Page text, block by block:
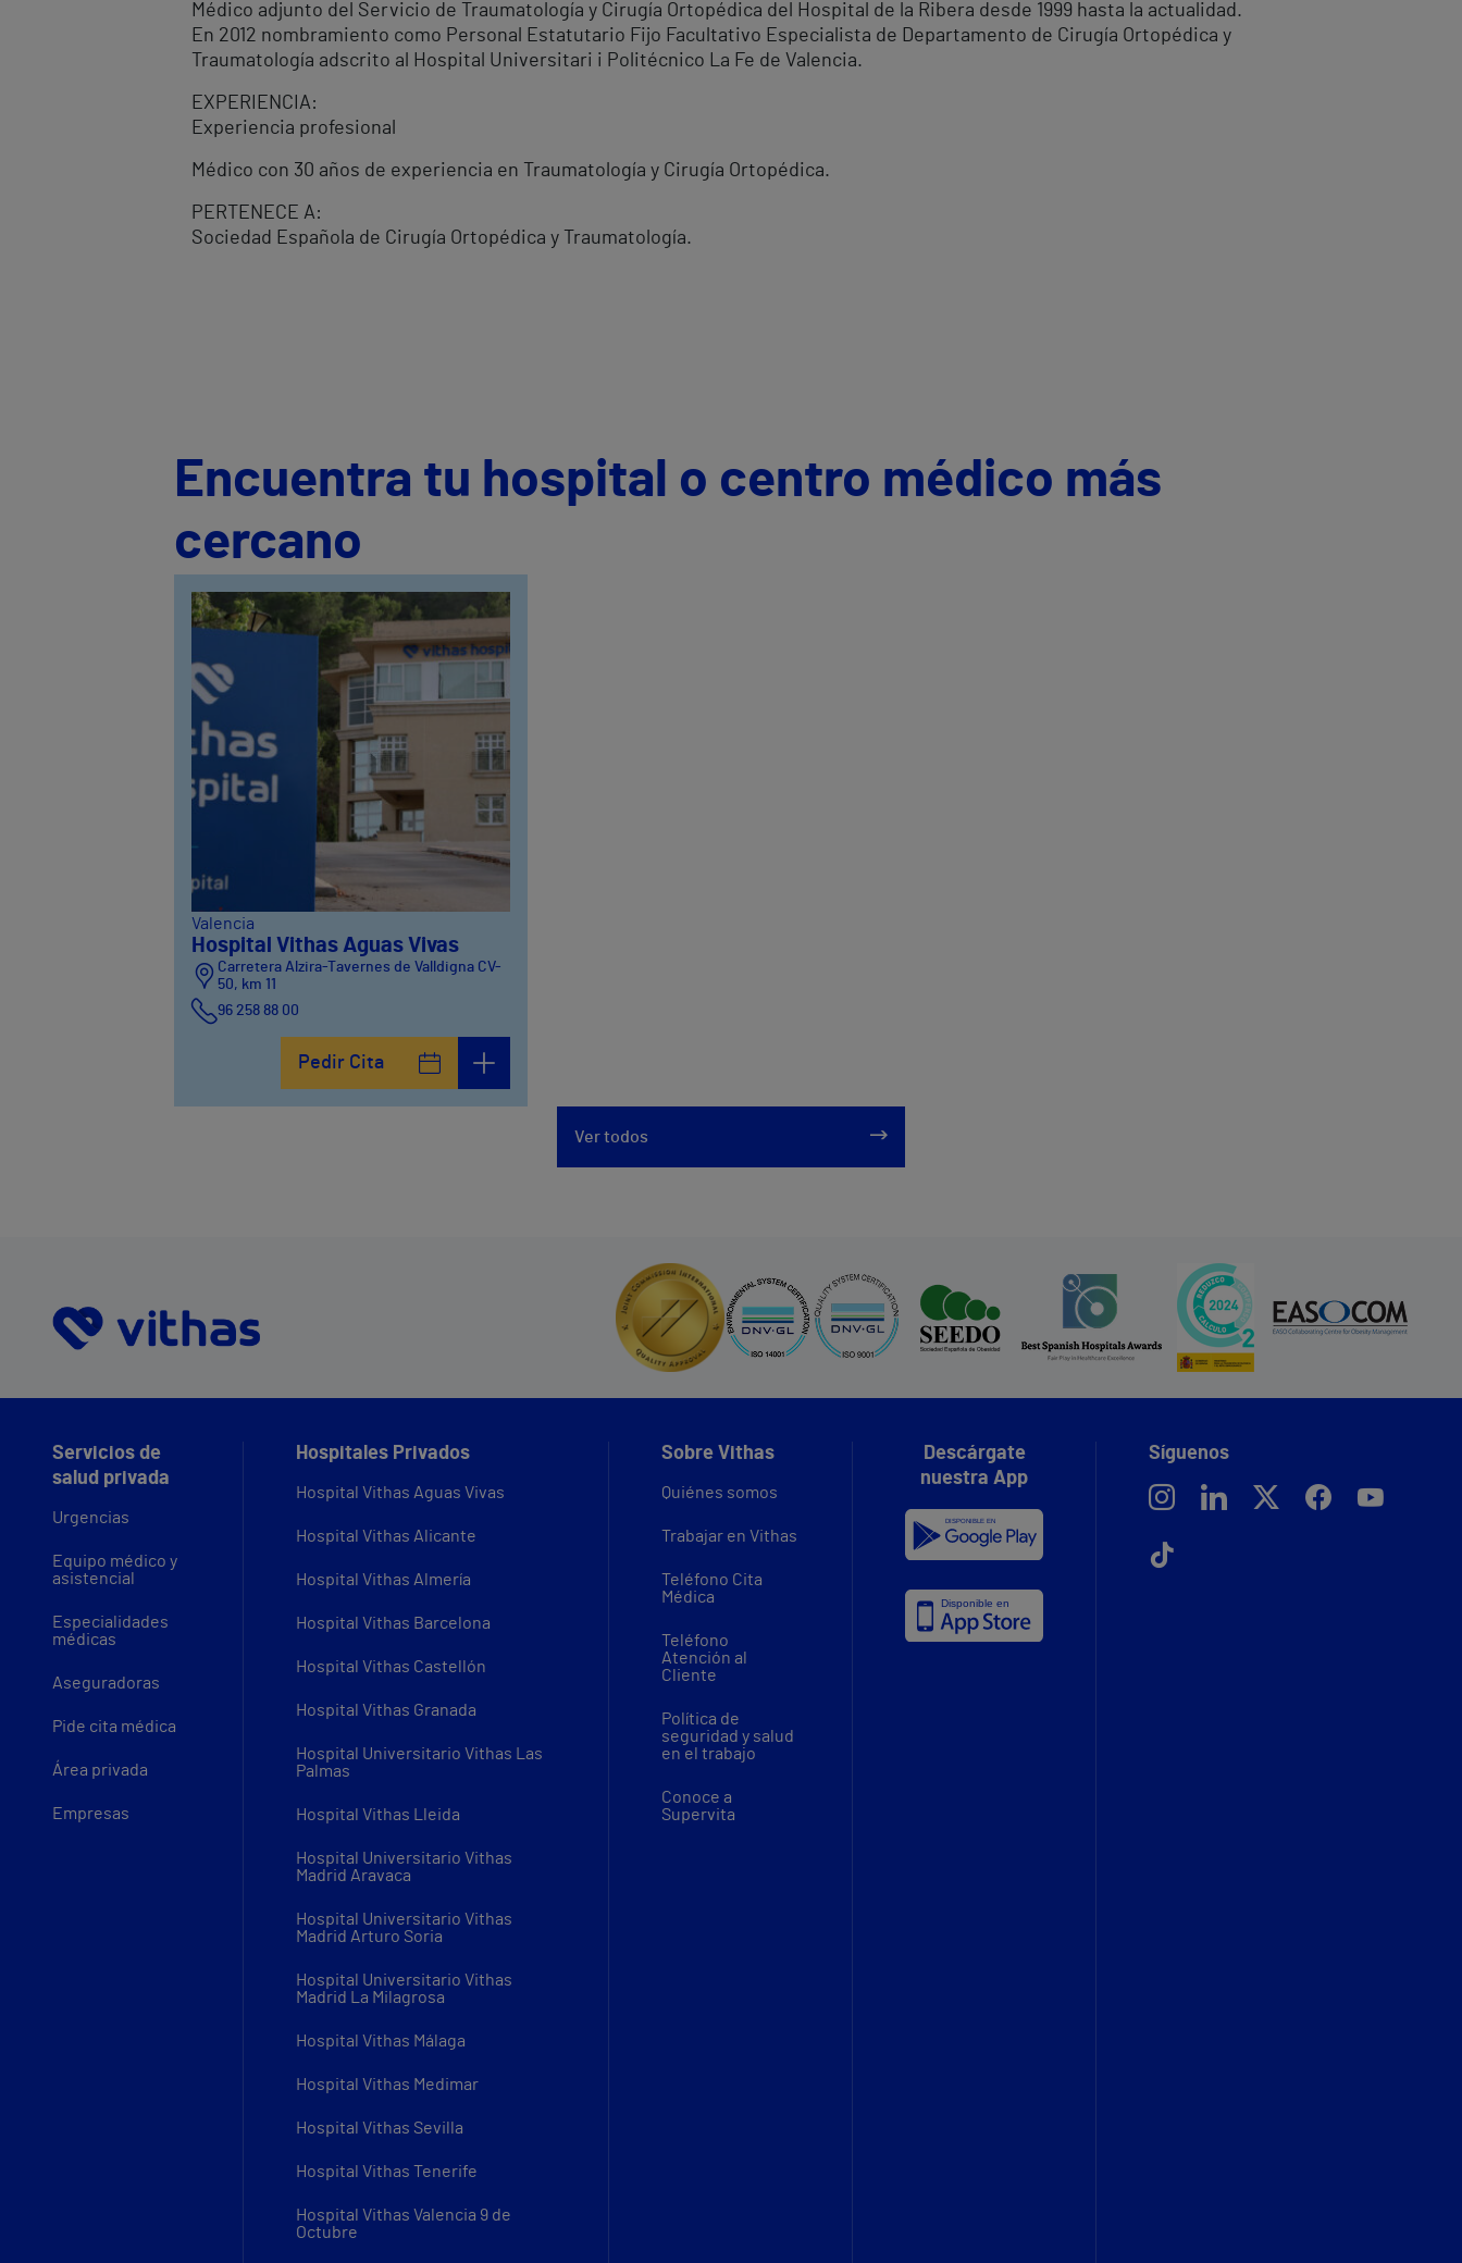
Médico adjunto del Servicio de Traumatología y Cirugía Ortopédica del Hospital de la Ribera desde 1999 hasta la actualidad.
En 2012 nombramiento como Personal Estatutario Fijo Facultativo Especialista de Departamento de Cirugía Ortopédica y
Traumatología adscrito al Hospital Universitari i Politécnico La Fe de Valencia.
EXPERIENCIA:
Experiencia profesional
Médico con 30 años de experiencia en Traumatología y Cirugía Ortopédica.
PERTENECE A:
Sociedad Española de Cirugía Ortopédica y Traumatología.
Encuentra tu hospital o centro médico más
cercano
Valencia
Hospital Vithas Aguas Vivas
Carretera Alzira-Tavernes de Valldigna CV-
50, km 11
96 258 88 00
Pedir Cita
Ver todos
Servicios de
salud privada
Urgencias
Equipo médico y
asistencial
Especialidades
médicas
Aseguradoras
Pide cita médica
Área privada
Empresas
Hospitales Privados
Hospital Vithas Aguas Vivas
Hospital Vithas Alicante
Hospital Vithas Almería
Hospital Vithas Barcelona
Hospital Vithas Castellón
Hospital Vithas Granada
Hospital Universitario Vithas Las
Palmas
Hospital Vithas Lleida
Hospital Universitario Vithas
Madrid Aravaca
Hospital Universitario Vithas
Madrid Arturo Soria
Hospital Universitario Vithas
Madrid La Milagrosa
Hospital Vithas Málaga
Hospital Vithas Medimar
Hospital Vithas Sevilla
Hospital Vithas Tenerife
Hospital Vithas Valencia 9 de
Octubre
Sobre Vithas
Quiénes somos
Trabajar en Vithas
Teléfono Cita
Médica
Teléfono
Atención al
Cliente
Política de
seguridad y salud
en el trabajo
Conoce a
Supervita
Descárgate
nuestra App
Síguenos